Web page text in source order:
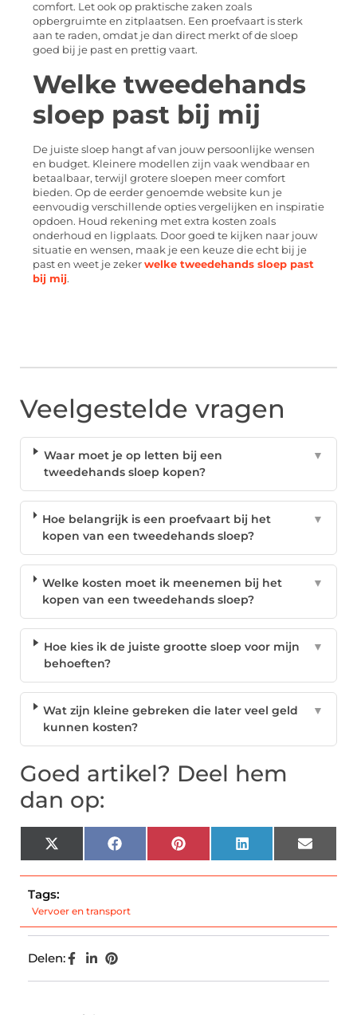
comfort. Let ook op praktische zaken zoals
opbergruimte en zitplaatsen. Een proefvaart is sterk
aan te raden, omdat je dan direct merkt of de sloep
goed bij je past en prettig vaart.
Welke tweedehands
sloep past bij mij
De juiste sloep hangt af van jouw persoonlijke wensen
en budget. Kleinere modellen zijn vaak wendbaar en
betaalbaar, terwijl grotere sloepen meer comfort
bieden. Op de eerder genoemde website kun je
eenvoudig verschillende opties vergelijken en inspiratie
opdoen. Houd rekening met extra kosten zoals
onderhoud en ligplaats. Door goed te kijken naar jouw
situatie en wensen, maak je een keuze die echt bij je
past en weet je zeker welke tweedehands sloep past
bij mij.
Veelgestelde vragen
Waar moet je op letten bij een
tweedehands sloep kopen?
▼
Hoe belangrijk is een proefvaart bij het
kopen van een tweedehands sloep?
▼
Welke kosten moet ik meenemen bij het
kopen van een tweedehands sloep?
▼
Hoe kies ik de juiste grootte sloep voor mijn
behoeften?
▼
Wat zijn kleine gebreken die later veel geld
kunnen kosten?
▼
Goed artikel? Deel hem
dan op:
X
(Twitter)
Facebook Pinterest LinkedIn Email
Tags:
Vervoer en transport
Delen: